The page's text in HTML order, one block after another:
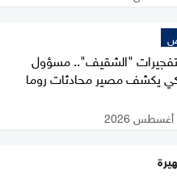
"الشقيف".. مسؤول
يكشف مصير محادثات روما